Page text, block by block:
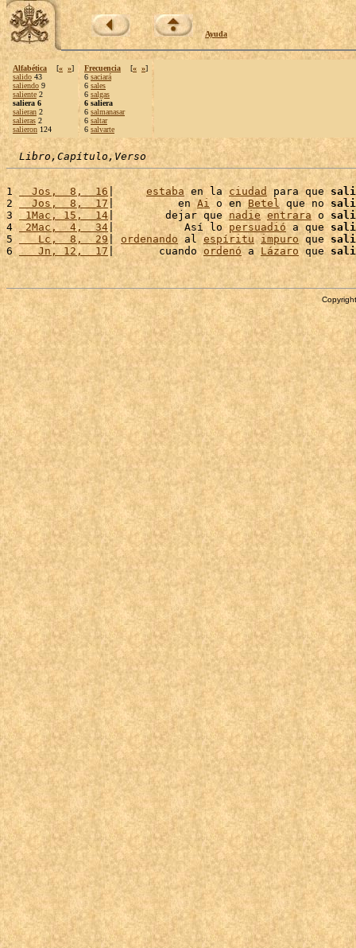
Ayuda
Alfabética [« »]
salido 43
saliendo 9
saliente 2
saliera 6
salieran 2
salieras 2
salieron 124
Frecuencia [« »]
6 saciará
6 sales
6 salgas
6 saliera
6 salmanasar
6 saltar
6 salvarte
Libro,Capítulo,Verso
1
  Jos,  8,  16
| estaba en la ciudad para que
2
  Jos,  8,  17
|          en Ai o en Betel que no
3
1Mac, 15,  14|        dejar que nadie entrara o
4 2Mac,  4,  34 |           Así lo persuadió a que
5
   Lc,  8,  29
| ordenando al espíritu impuro que
6
   Jn, 12,  17
|       cuando ordenó a Lázaro que